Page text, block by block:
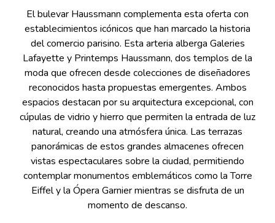
El bulevar Haussmann complementa esta oferta con
establecimientos icónicos que han marcado la historia
del comercio parisino. Esta arteria alberga Galeries
Lafayette y Printemps Haussmann, dos templos de la
moda que ofrecen desde colecciones de diseñadores
reconocidos hasta propuestas emergentes. Ambos
espacios destacan por su arquitectura excepcional, con
cúpulas de vidrio y hierro que permiten la entrada de luz
natural, creando una atmósfera única. Las terrazas
panorámicas de estos grandes almacenes ofrecen
vistas espectaculares sobre la ciudad, permitiendo
contemplar monumentos emblemáticos como la Torre
Eiffel y la Ópera Garnier mientras se disfruta de un
momento de descanso.